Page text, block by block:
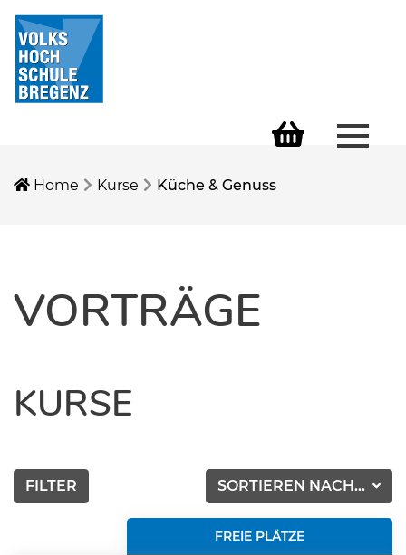
Home Kurse Küche & Genuss
VORTRÄGE
KURSE
SORTIEREN NACH...
FILTER
FREIE PLÄTZE